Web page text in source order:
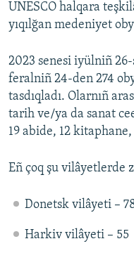
RFE/RS bütün saytları
UNESCO halqara
yıqılğan medeniyet
2023 senesi iyülniñ
feralniñ 24-den 274
tasdıqladı. Olarnıñ
tarih ve/ya da sanat
19 abide, 12 kitaphane,
Eñ çoq şu vilâyetlerde
Donetsk vilâyeti –
Harkiv vilâyeti – 55